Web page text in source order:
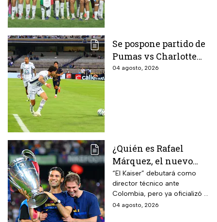
Se pospone partido de
Pumas vs Charlotte
FC en el inicio de la
04 agosto, 2026
¿Quién es Rafael
Márquez, el nuevo
entrenador de la
Selección Mexicana
que debutará con
Colombia, Perú y
“El Kaiser” debutará como
director técnico ante
Colombia, pero ya oficializó la
fecha de su primer encuentro
04 agosto, 2026